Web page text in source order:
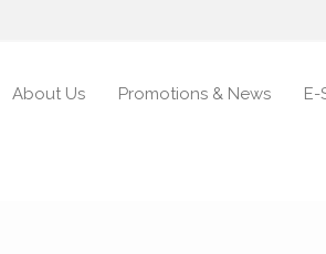
About Us Promotions & News E-